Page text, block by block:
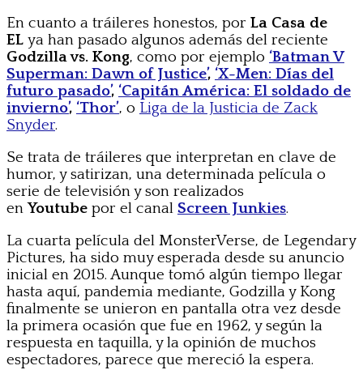
En cuanto a tráileres honestos, por La Casa de
EL ya han pasado algunos además del reciente
Godzilla vs. Kong, como por ejemplo ‘Batman V
Superman: Dawn of Justice’, ‘X-Men: Días del
futuro pasado’, ‘Capitán América: El soldado de
invierno’, ‘Thor’, o Liga de la Justicia de Zack
Snyder.
Se trata de tráileres que interpretan en clave de
humor, y satirizan, una determinada película o
serie de televisión y son realizados
enYoutube por el canal Screen Junkies.
La cuarta película del MonsterVerse, de Legendary
Pictures, ha sido muy esperada desde su anuncio
inicial en 2015. Aunque tomó algún tiempo llegar
hasta aquí, pandemia mediante, Godzilla y Kong
finalmente se unieron en pantalla otra vez desde
la primera ocasión que fue en 1962, y según la
respuesta en taquilla, y la opinión de muchos
espectadores, parece que mereció la espera.